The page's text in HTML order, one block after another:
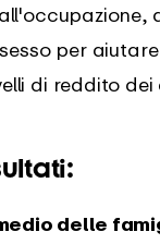
per
di reddito dei
delle